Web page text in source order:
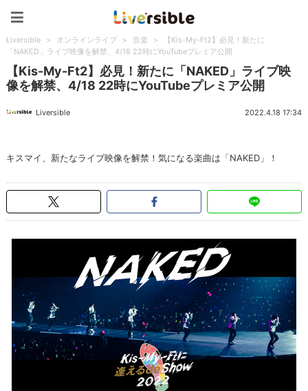
Liversible > オンラインライブ > 音楽 >
【Kis-My-Ft2】必見！新たに
「NAKED」ライブ映像を解禁、4/18 22時にYouTubeプレミア公開
【Kis-My-Ft2】必見！新たに「NAKED」ライブ映
像を解禁、4/18 22時にYouTubeプレミア公開
Liversible 2022.4.18 17:34
キスマイ、新たなライブ映像を解禁！気になる楽曲は「NAKED」！